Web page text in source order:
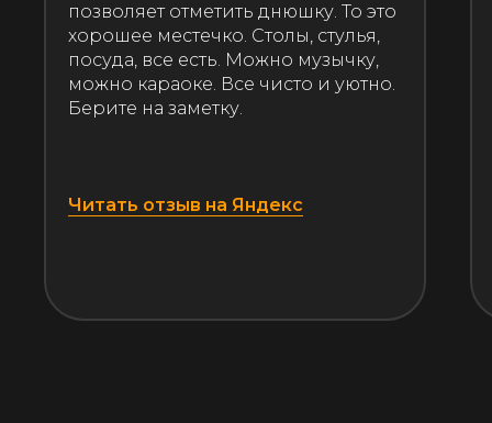
позволяет отметить днюшку. То это
хорошее местечко. Столы, стулья,
посуда, все есть. Можно музычку,
можно караоке. Все чисто и уютно.
Берите на заметку.
Читать отзыв на Яндекс